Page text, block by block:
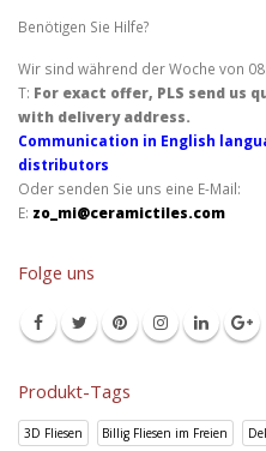
Benötigen Sie Hilfe?
Wir sind während der Woche von
T: For exact offer, PLS send us
with delivery address.
Communication in English
distributors
Oder senden Sie uns eine E-Mail:
E: zo_mi@ceramictiles.com
Folge uns
Produkt-Tags
3D Fliesen Billig Fliesen im Freien